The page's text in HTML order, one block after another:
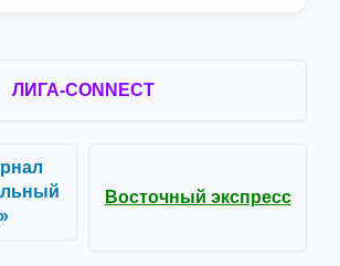
ЛИГА-CONNECT
Восточный экспресс